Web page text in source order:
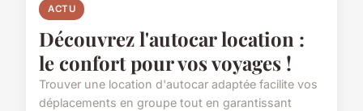
ACTU
Découvrez l'autocar location :
le confort pour vos voyages !
Trouver une location d'autocar adaptée facilite vos
déplacements en groupe tout en garantissant